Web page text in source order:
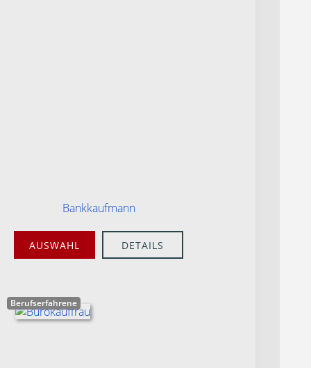
Bankkaufmann
AUSWAHL DETAILS
Berufserfahrene